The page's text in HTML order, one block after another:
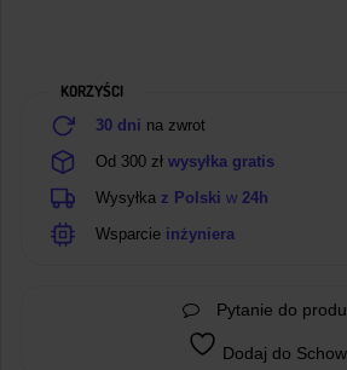
Woltomierzem
KORZYŚCI
30 dni na zwrot
Od 300 zł wysyłka gratis
Wysyłka z Polski w 24h
Wsparcie inżyniera
Pytanie do
Dodaj do